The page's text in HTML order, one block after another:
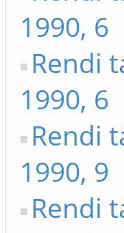
1990, 6
Rendi
1990, 6
Rendi
1990, 9
Rendi